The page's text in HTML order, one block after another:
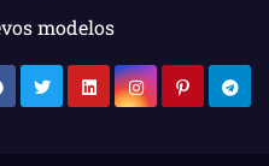
modelos